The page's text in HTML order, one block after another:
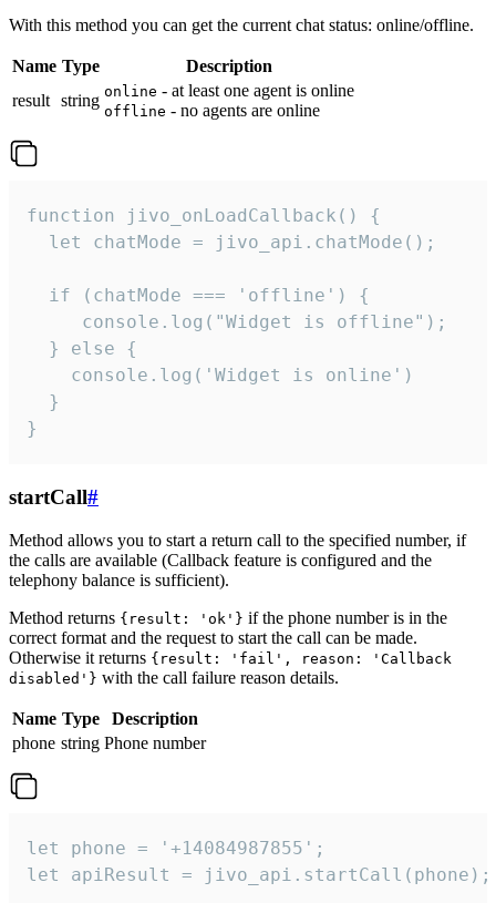
With this method you can get the current chat status: online/offline.
Name Type
Description
result string online - at least one agent is online
offline - no agents are online
function jivo_onLoadCallback() {
  let chatMode = jivo_api.chatMode();
  if (chatMode === 'offline') {
     console.log("Widget is offline");
  } else {
    console.log('Widget is online')
  }
}
startCall#
Method allows you to start a return call to the specified number, if
the calls are available (Callback feature is configured and the
telephony balance is sufficient).
Method returns {result: 'ok'} if the phone number is in the
correct format and the request to start the call can be made.
Otherwise it returns {result: 'fail', reason: 'Callback
disabled'} with the call failure reason details.
Name Type
Description
phone string Phone number
let phone = '+14084987855';
let apiResult = jivo_api.startCall(phone);